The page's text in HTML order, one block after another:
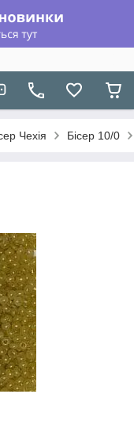
Чехія Бісер 10/0